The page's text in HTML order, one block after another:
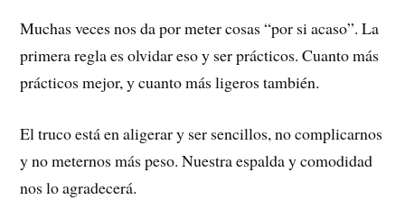
Muchas veces nos da por meter cosas “por si acaso”. La
primera regla es olvidar eso y ser prácticos. Cuanto más
prácticos mejor, y cuanto más ligeros también.
El truco está en aligerar y ser sencillos, no complicarnos
y no meternos más peso. Nuestra espalda y comodidad
nos lo agradecerá.